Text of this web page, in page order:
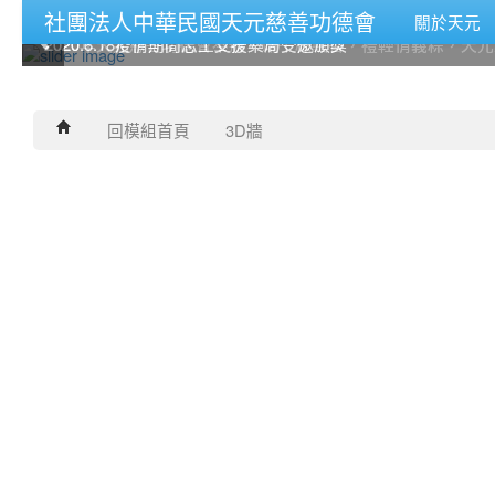
社團法人中華民國天元慈善功德會 關於天元
2020.6.18疫情期間志工支援藥局受邀頒獎
2020.6.18疫情期間志工支援藥局受邀頒獎
2020年天元慈善功德會舉辦，端午粽飄香，禮輕情義粽，天
2020年天元慈善功德會舉辦，端午粽飄香，禮輕情義粽，天
回模組首頁 3D牆